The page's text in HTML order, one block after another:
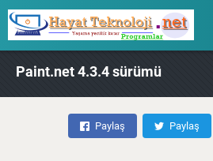
Paint.net 4.3.4 sürümü
Paylaş Paylaş